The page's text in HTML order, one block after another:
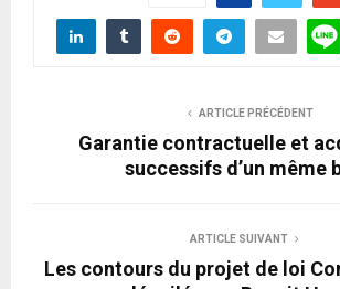
ARTICLE PRÉCÉDENT
Garantie contractuelle et
successifs d’un même
ARTICLE SUIVANT
Les contours du projet de loi